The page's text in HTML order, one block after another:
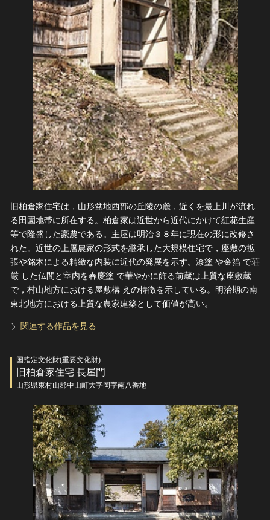
旧柏倉家住宅は，山形盆地西部の丘陵の麓，近くを最上川が流れ
る田園地帯に所在する。柏倉家は近世から近代にかけて紅花生産
等で隆盛した豪農である。主屋は明治３８年に現在の形に改修さ
れた。近世の上層農家の形式を継承した大規模住宅で，座敷の拡
張や銘木による精緻な内装に近代の発展を示す。漆塗 や金箔 で荘
厳 した仏間と室内を春慶塗 で華やかに飾る前蔵は上質な座敷蔵
で，村山地方における屋敷構 えの特徴を示している。明治期の南
東北地方における上質な農家建築として価値が高い。
関連する作品を見る
国指定文化財(重要文化財)
旧柏倉家住宅 長屋門
山形県東村山郡中山町大字岡字南八番地